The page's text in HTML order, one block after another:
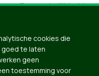
Toegankelijkheid
cookies die
te laten
geen
toestemming voor